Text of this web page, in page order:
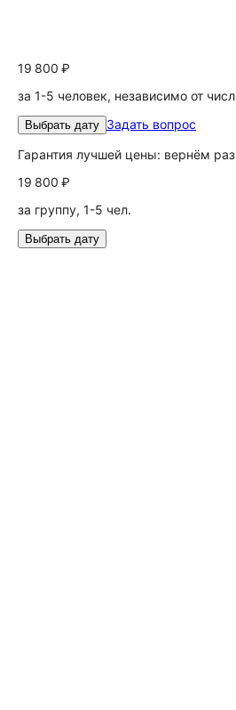
19 800 ₽
за 1-5 человек, независимо от
Выбрать дату Задать вопрос
Гарантия лучшей цены: вернём
19 800 ₽
за группу, 1-5 чел.
Выбрать дату